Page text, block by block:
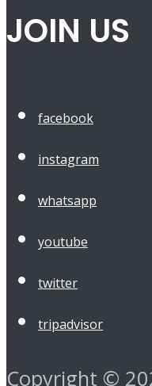
JOIN US
facebook
instagram
whatsapp
youtube
twitter
tripadvisor
Copyright ©